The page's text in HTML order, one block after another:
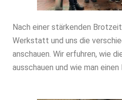
Nach einer stärkenden
Werkstatt und uns die
anschauen. Wir erfuhren, wie
ausschauen und wie man